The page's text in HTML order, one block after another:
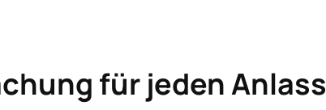
für jeden Anlass